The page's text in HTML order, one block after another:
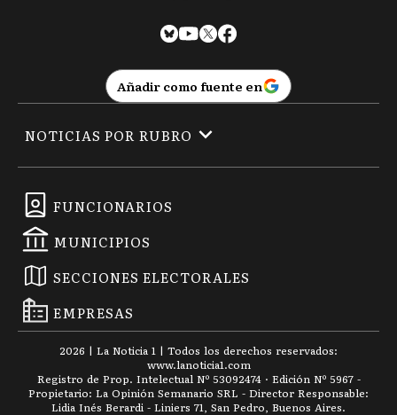
Añadir como fuente en
FUNCIONARIOS
MUNICIPIOS
SECCIONES ELECTORALES
EMPRESAS
NOTICIAS POR RUBRO
2026 | La Noticia 1 | Todos los derechos reservados:
www.lanoticia1.com
Registro de Prop. Intelectual Nº 53092474 · Edición Nº 5967 -
Propietario: La Opinión Semanario SRL - Director Responsable:
Lidia Inés Berardi - Liniers 71, San Pedro, Buenos Aires.